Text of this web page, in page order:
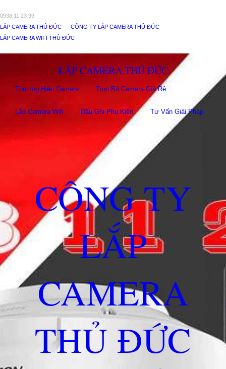
0938 11 23 99
LẮP CAMERA THỦ ĐỨC
CÔNG TY LẮP CAMERA THỦ ĐỨC
LẮP CAMERA WIFI THỦ ĐỨC
LẮP CAMERA THỦ ĐỨC
Thương Hiệu Camera Trọn Bộ Camera Giá Rẻ
Lắp Camera Wifi Đầu Ghi Phụ Kiên Tư Vấn Giải Pháp
CÔNG TY
LẮP
CAMERA
THỦ ĐỨC